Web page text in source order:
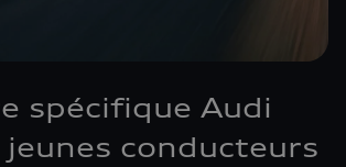
spécifique Audi
conducteurs